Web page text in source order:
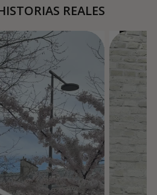
REALES